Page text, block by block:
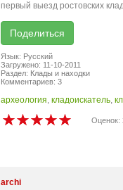
первый выезд ростовских
Язык: Русский
Загружено: 11-10-2011
Раздел: Клады и находки
Комментариев: 3
археология, кладоискатель,
Оценок:
archi